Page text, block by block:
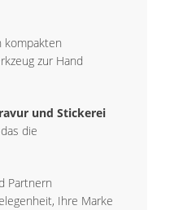
kompakten
zur Hand
und Stickerei
die
Partnern
Ihre Marke